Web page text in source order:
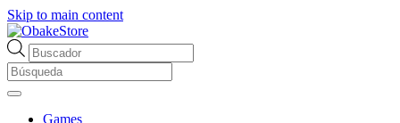
Skip to main content
Búsqueda
de
productos
Games